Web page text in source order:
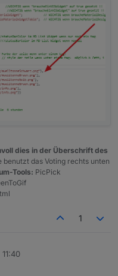
dies in der Überschrift des
benutzt das Voting rechts unten
Tools: PicPick
1